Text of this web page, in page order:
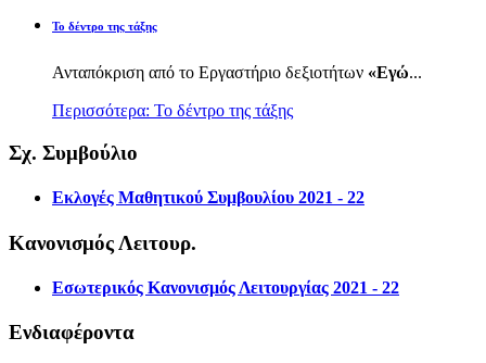
Το δέντρο της τάξης
Ανταπόκριση από το Εργαστήριο δεξιοτήτων «Εγώ...
Περισσότερα: Το δέντρο της τάξης
Σχ. Συμβούλιο
Εκλογές Μαθητικού Συμβουλίου 2021 - 22
Κανονισμός Λειτουρ.
Εσωτερικός Κανονισμός Λειτουργίας 2021 - 22
Ενδιαφέροντα